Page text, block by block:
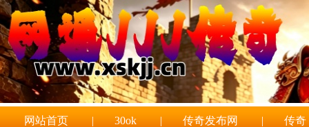
网站首页 | 30ok | 传奇发布网 | 传奇